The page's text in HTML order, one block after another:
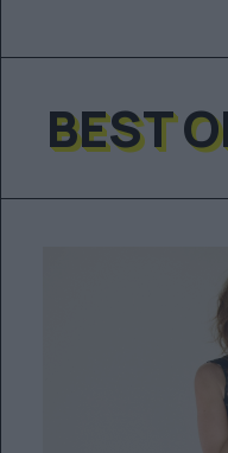
BEST